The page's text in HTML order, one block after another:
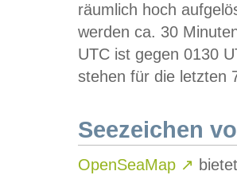
räumlich hoch
werden ca. 30
UTC ist gegen 0130
stehen für die letzten
Seezeichen
OpenSeaMap ↗